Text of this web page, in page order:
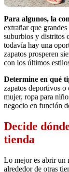
Para algunos, la
extrañar que
suburbios y distritos
todavía hay una
zapatos prosperen
con los últimos
Determine en qué
zapatos deportivos o
mujer, ropa para
negocio en función
Decide
tienda
Lo mejor es abrir un
alrededor de otras